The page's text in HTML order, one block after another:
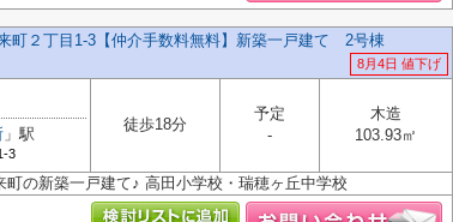
町２丁目1-3【仲介手数料無料】新築一戸建て 2号棟
8月4日 値下げ
」駅
3
徒歩18分
予定
-
木造
103.93㎡
新築一戸建て♪ 高田小学校・瑞穂ヶ丘中学校